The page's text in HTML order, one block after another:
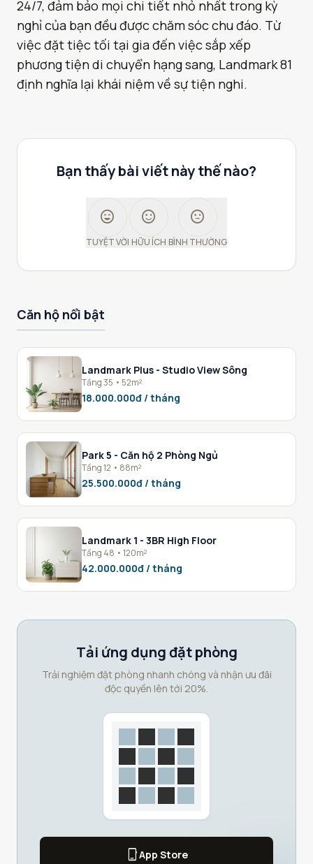
24/7, đảm bảo mọi chi tiết nhỏ nhất trong kỳ
nghỉ của bạn đều được chăm sóc chu đáo. Từ
việc đặt tiệc tối tại gia đến việc sắp xếp
phương tiện di chuyển hạng sang, Landmark 81
định nghĩa lại khái niệm về sự tiện nghi.
Bạn thấy bài viết này thế nào?
sentiment_very_satisfied
TUYỆT VỜI
sentiment_satisfied
HỮU ÍCH
sentiment_neutral
BÌNH THƯỜNG
Căn hộ nổi bật
Landmark Plus - Studio View Sông
Tầng 35 • 52m²
18.000.000đ / tháng
Park 5 - Căn hộ 2 Phòng Ngủ
Tầng 12 • 88m²
25.500.000đ / tháng
Landmark 1 - 3BR High Floor
Tầng 48 • 120m²
42.000.000đ / tháng
Tải ứng dụng đặt phòng
Trải nghiệm đặt phòng nhanh chóng và nhận ưu đãi
độc quyền lên tới 20%.
phone_iphoneApp Store